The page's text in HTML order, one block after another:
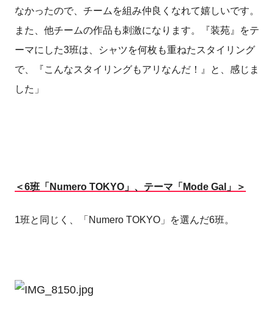
なかったので、チームを組み仲良くなれて嬉しいです。
また、他チームの作品も刺激になります。『装苑』をテ
ーマにした3班は、シャツを何枚も重ねたスタイリング
で、『こんなスタイリングもアリなんだ！』と、感じま
した」
＜6班「Numero TOKYO」、テーマ「Mode Gal」＞
1班と同じく、「Numero TOKYO」を選んだ6班。